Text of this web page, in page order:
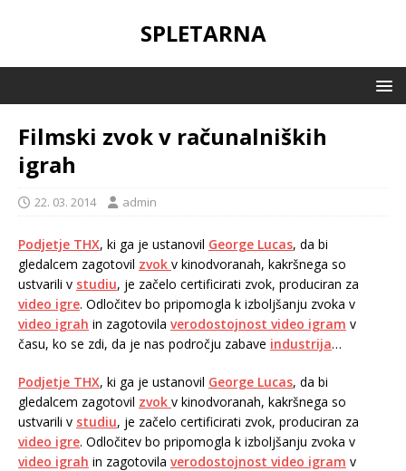
SPLETARNA
Filmski zvok v računalniških
igrah
22. 03. 2014 admin
Podjetje THX, ki ga je ustanovil George Lucas, da bi
gledalcem zagotovil zvok v kinodvoranah, kakršnega so
ustvarili v studiu, je začelo certificirati zvok, produciran za
video igre. Odločitev bo pripomogla k izboljšanju zvoka v
video igrah in zagotovila verodostojnost video igram v
času, ko se zdi, da je nas področju zabave industrija…
Podjetje THX, ki ga je ustanovil George Lucas, da bi
gledalcem zagotovil zvok v kinodvoranah, kakršnega so
ustvarili v studiu, je začelo certificirati zvok, produciran za
video igre. Odločitev bo pripomogla k izboljšanju zvoka v
video igrah in zagotovila verodostojnost video igram v